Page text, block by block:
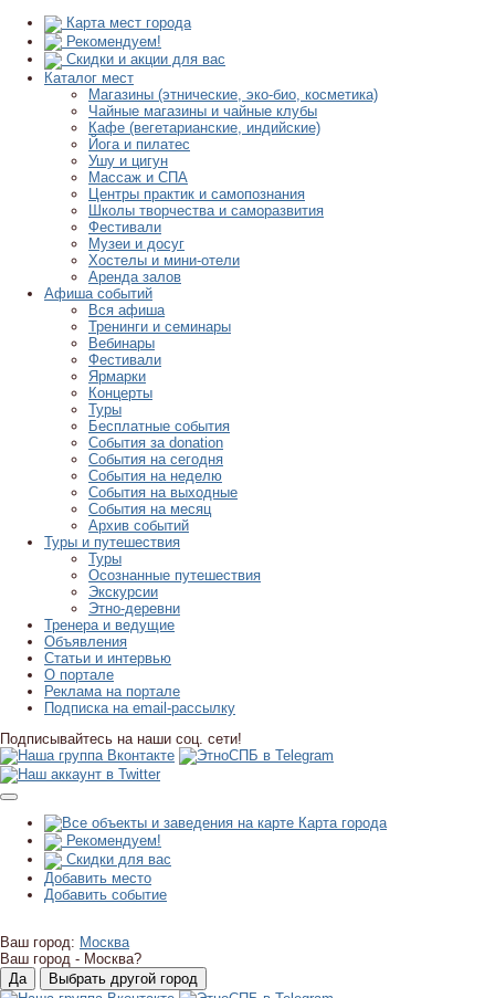
Карта мест города
Рекомендуем!
Скидки и акции для вас
Каталог мест
Магазины (этнические, эко-био, косметика)
Чайные магазины и чайные клубы
Кафе (вегетарианские, индийские)
Йога и пилатес
Ушу и цигун
Массаж и СПА
Центры практик и самопознания
Школы творчества и саморазвития
Фестивали
Музеи и досуг
Хостелы и мини-отели
Аренда залов
Афиша событий
Вся афиша
Тренинги и семинары
Вебинары
Фестивали
Ярмарки
Концерты
Туры
Бесплатные события
События за donation
События на сегодня
События на неделю
События на выходные
События на месяц
Архив событий
Туры и путешествия
Туры
Осознанные путешествия
Экскурсии
Этно-деревни
Тренера и ведущие
Объявления
Статьи и интервью
О портале
Реклама на портале
Подписка на email-рассылку
Подписывайтесь на наши соц. сети!
Карта города
Рекомендуем!
Скидки для вас
Добавить место
Добавить событие
Ваш город: Москва
Ваш город - Москва?